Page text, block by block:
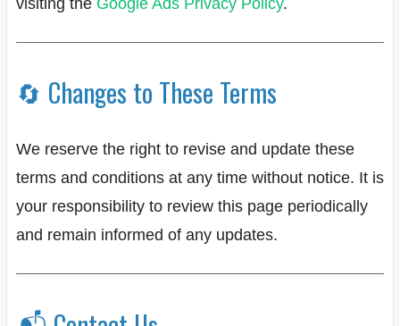
🔄 Changes to These Terms
We reserve the right to revise and update these
terms and conditions at any time without notice. It is
your responsibility to review this page periodically
and remain informed of any updates.